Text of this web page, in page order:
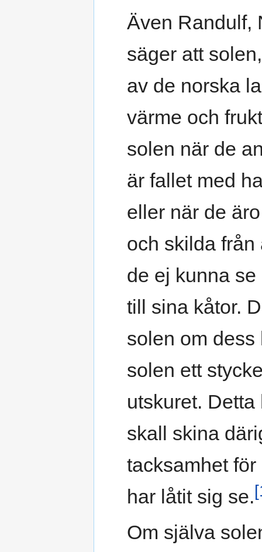
Även Randulf,
säger att
av de norska
värme och
solen när de
är fallet med
eller när de
och skilda från
de ej kunna
till sina kåtor.
solen om dess
solen ett
utskuret.
skall skina
tacksamhet
har låtit sig se.
Om själva